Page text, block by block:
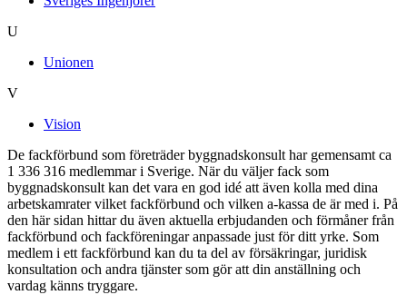
U
Unionen
V
Vision
De fackförbund som företräder byggnadskonsult har gemensamt ca
1 336 316 medlemmar i Sverige. När du väljer fack som
byggnadskonsult kan det vara en god idé att även kolla med dina
arbetskamrater vilket fackförbund och vilken a-kassa de är med i. På
den här sidan hittar du även aktuella erbjudanden och förmåner från
fackförbund och fackföreningar anpassade just för ditt yrke. Som
medlem i ett fackförbund kan du ta del av försäkringar, juridisk
konsultation och andra tjänster som gör att din anställning och
vardag känns tryggare.